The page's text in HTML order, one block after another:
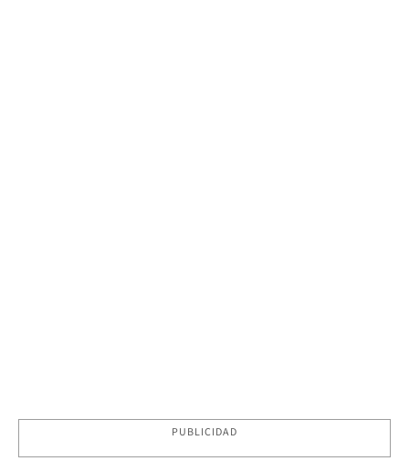
PUBLICIDAD